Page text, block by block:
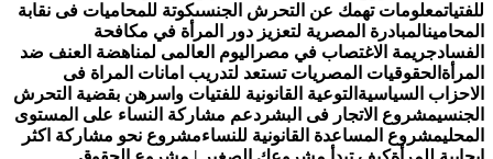
معلومات تهمك عن التحرش الجنسىكوتة للمحاميات فى نقابة
المبادرة المصرية لتعزيز دور المرأة في مكافحة
جريمة الاغتصاب في مصراليوم العالمى لمناهضة العنف ضد
الحقوقيات المصريات تستعد لتدريب امانات المراة فى
السياسيةالتوعية القانونية للفتيات واسرهن بقضية التحرش
مشروع الاتجار فى البشردعم مشاركة النساء على المستوى
مشروع المساعدة القانونية للنساءمشروع نحو مشاركة اكثر